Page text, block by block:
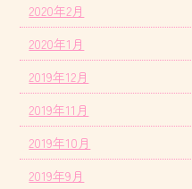
2020年2月
2020年1月
2019年12月
2019年11月
2019年10月
2019年9月